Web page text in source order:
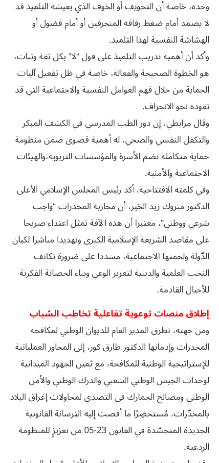
وحده، خاصة أن التخويف أو الخوف الذي يعيشه التلميذ قد
لا يصمد أمام ضغط رفاقه المنحرفين أو أمام فضول أو
الهشاشة النفسية لهذا التلميذ.
وأكد أن أهمية تدريب التلميذ على قول “لا” بكل ثقة وثبات،
هو الخطوة الصحيحة والفعالة، خاصة في ظل تفعيل آليات
الحماية من خلال فهم العوامل النفسية والاجتماعية التي قد
تقوده نحو الانحراف.
وقال مرابطي، إن دور الطب المدرسي في الكشف المبكر
والتكفل النفسي والصحي، له أهمية قصوى ضمن منظومة
حماية متكاملة تضم الأسرة والمؤسسات التربوية،والهيئات
الاجتماعية والأمنية.
وفي كلمته الافتتاحية، أكد رئيس المجلس الإسلامي الأعلى
الدكتور مبروك زيد الخير، أن محاربة المخدرات “واجب
شرعي ووطني”، معتبرا أن هذه الآفة تمثل اعتداء صريحا
على مقاصد الشريعة الإسلامية الكبرى وتهديدا مباشرا لكيان
الدّولة ولحمتها الاجتماعية، مشددا على ضرورة تكاتف
النخب العلمية والدينية لتعزيز الوعي وبناء الحصانة الفكرية
للأجيال القادمة.
إطلاق منصات توعوية تفاعلية تخاطب الشباب
ومن جهته، تطرق المدير العام للديوان الوطني لمكافحة
المخدرات وإدمانها الدكتور طارق كور، إلى المحاور العملياتية
للإستراتيجية الوطنية للمكافحة، مع ثمين الجهود الميدانية
لوحدات الجيش الوطني الشعبي والدرك الوطني والأمن
الوطني ومصالح الجمارك في التصدي لمحاولات إغراق البلاد
بالمخدّرات، مُستحضِرًا ما أفضت إليه الترسانة القانونية
الجديدة المتجسّدة في القانون 23-05 من تعزيزٍ للمنظومة
الردعية.